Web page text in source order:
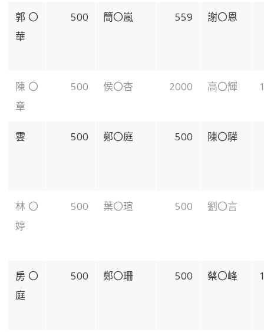
郭〇
華
500 簡〇嵐 559 謝〇恩
陳〇
章
500 侯〇杏 2000 高〇輝
雲 500 鄭〇庭 500 陳〇驊
林〇
婷
500 葉〇瑄 500 劉〇言
房〇
庭
500 鄭〇珊 500 蔡〇峰